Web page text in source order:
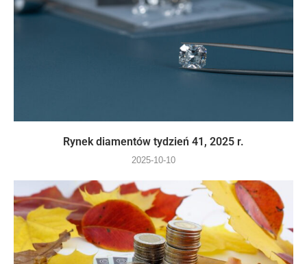
Rynek diamentów tydzień 41, 2025 r.
2025-10-10